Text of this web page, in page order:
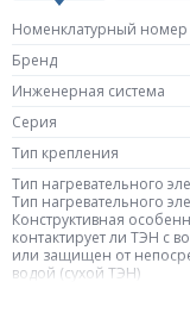
Номенклатурный номер
Бренд
Инженерная система
Серия
Тип крепления
Тип нагревательного
Тип нагревательного
Конструктивная
контактирует ли ТЭН с
или защищен от
водой (сухой ТЭН)